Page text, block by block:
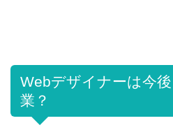
Webデザイナーは今
業？